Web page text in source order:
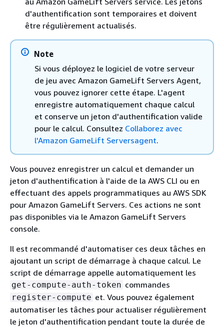
d'authentification sont temporaires et doivent
être régulièrement actualisés.
Note
Si vous déployez le logiciel de votre serveur
de jeu avec Amazon GameLift Servers Agent,
vous pouvez ignorer cette étape. L'agent
enregistre automatiquement chaque calcul
et conserve un jeton d'authentification valide
pour le calcul. Consultez Collaborez avec
l'Amazon GameLift Serversagent.
Vous pouvez enregistrer un calcul et demander un
jeton d'authentification à l'aide de la AWS CLI ou en
effectuant des appels programmatiques au AWS SDK
pour Amazon GameLift Servers. Ces actions ne sont
pas disponibles via le Amazon GameLift Servers
console.
Il est recommandé d'automatiser ces deux tâches en
ajoutant un script de démarrage à chaque calcul. Le
script de démarrage appelle automatiquement les
get-compute-auth-token commandes
register-compute et. Vous pouvez également
automatiser les tâches pour actualiser régulièrement
le jeton d'authentification pendant toute la durée de